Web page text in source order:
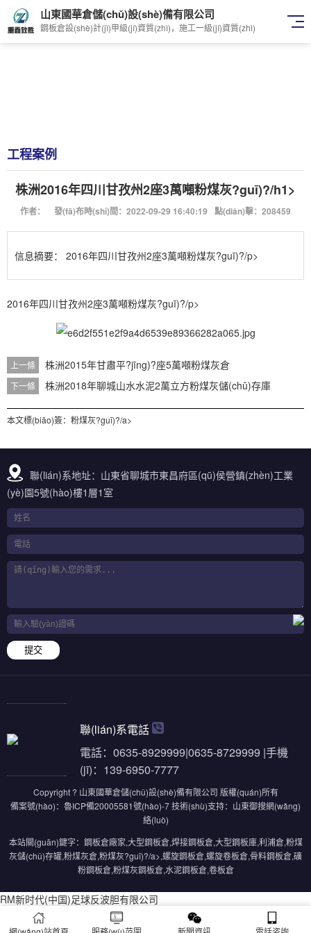
山東國華倉儲(chǔ)設(shè)備有限公司
鋼板倉設(shè)計(jì)甲級(jí)資質(zhì)，施工一級(jí)資質(zhì)
工程案例
株洲2016年四川甘孜州2座3萬噸粉煤灰?guī)?/h1>
作者： 發(fā)布時(shí)間：2022-09-29 16:40:19 點(diǎn)擊：208459
信息摘要： 2016年四川甘孜州2座3萬噸粉煤灰?guī)?/p>
2016年四川甘孜州2座3萬噸粉煤灰?guī)?/p>
上一條 株洲2015年甘肅平?jīng)?座5萬噸粉煤灰倉
下一條 株洲2018年聊城山水水泥2萬立方粉煤灰儲(chǔ)存庫
本文標(biāo)簽： 粉煤灰?guī)?/a>
聯(lián)系地址：山東省聊城市東昌府區(qū)侯營鎮(zhèn)工業
(yè)園5號(hào)樓1層1室
提交
聯(lián)系電話
電話：0635-8929999|0635-8729999 |手機
(jī)：139-6950-7777
Copyright ? 山東國華倉儲(chǔ)設(shè)備有限公司 版權(quán)所有
備案號(hào)： 魯ICP備20005581號(hào)-7技術(shù)支持： 山東御搜網(wǎng)
絡(luò)
本站關(guān)鍵字： 鋼板倉廠家,大型鋼板倉,焊接鋼板倉,大型鋼板庫,利浦倉,粉煤
灰儲(chǔ)存罐,粉煤灰倉,粉煤灰?guī)?/a>,螺旋鋼板倉,螺旋卷板倉,骨料鋼板倉,礦
粉鋼板倉,粉煤灰鋼板倉,水泥鋼板倉,卷板倉
RM新时代(中国)足球反波胆有限公司